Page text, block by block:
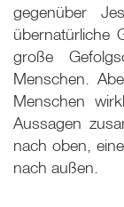
gegenüber
übernatürliche
große
Menschen.
Menschen
Aussagen
nach oben,
nach außen.